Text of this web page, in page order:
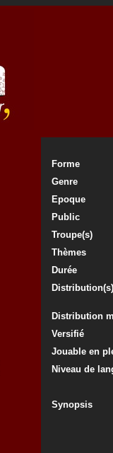
Forme
Genre
Epoque
Public
Troupe(s)
Thèmes
Durée
Distribution(s)
Distribution
Versifié
Jouable en
Niveau de
Synopsis